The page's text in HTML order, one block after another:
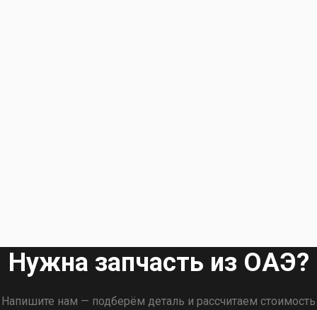
Нужна запчасть из ОАЭ?
Напишите нам — подберём деталь и рассчитаем стоимость